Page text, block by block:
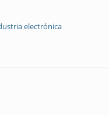
electrónica